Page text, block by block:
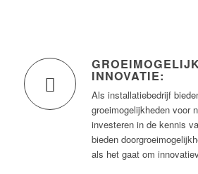
INNOVATIE:
Als installatiebedrijf
groeimogelijkheden voor
investeren in de kennis
bieden
als het gaat om